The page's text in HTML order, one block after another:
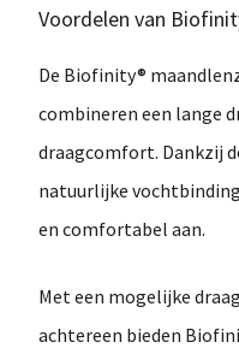
Voordelen van
De Biofinity®
combineren een lange
draagcomfort. Dankzij
natuurlijke
en comfortabel aan.
Met een mogelijke
achtereen bieden